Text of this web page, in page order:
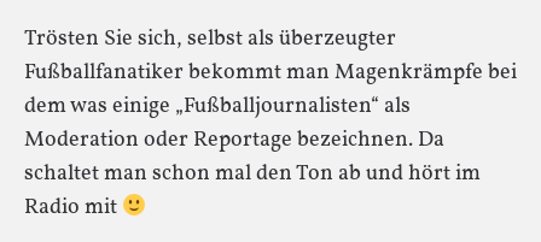
Trösten Sie sich, selbst als überzeugter
Fußballfanatiker bekommt man Magenkrämpfe bei
dem was einige „Fußballjournalisten“ als
Moderation oder Reportage bezeichnen. Da
schaltet man schon mal den Ton ab und hört im
Radio mit